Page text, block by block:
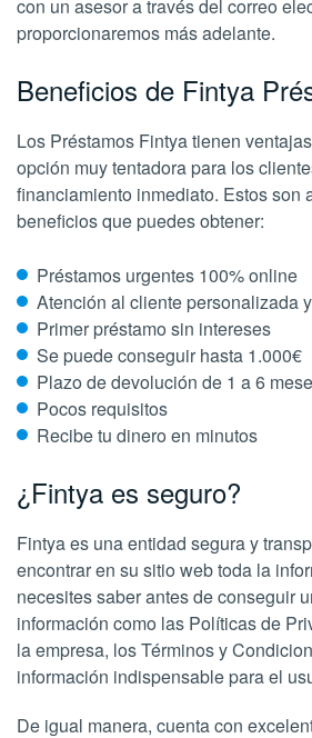
con un asesor a través del correo
proporcionaremos más adelante.
Beneficios de Fintya
Los Préstamos Fintya tienen
opción muy tentadora para los
financiamiento inmediato. Estos son
beneficios que puedes obtener:
Préstamos urgentes 100% online
Atención al cliente personalizada
Primer préstamo sin intereses
Se puede conseguir hasta 1.000€
Plazo de devolución de 1 a 6
Pocos requisitos
Recibe tu dinero en minutos
¿Fintya es seguro?
Fintya es una entidad segura y
encontrar en su sitio web toda la
necesites saber antes de conseguir
información como las Políticas de
la empresa, los Términos y
información indispensable para el
De igual manera, cuenta con